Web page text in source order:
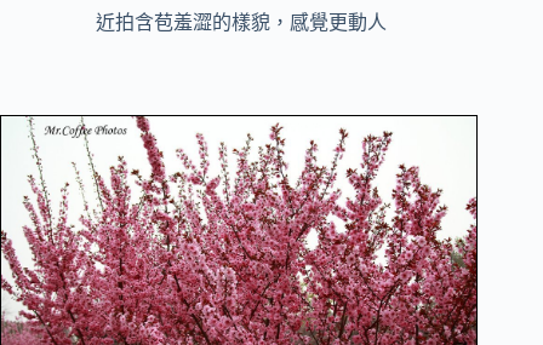
近拍含苞羞澀的樣貌，感覺更動人